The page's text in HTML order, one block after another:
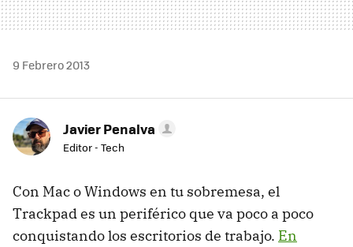
9 Febrero 2013
Javier Penalva
Editor - Tech
Con Mac o Windows en tu sobremesa, el
Trackpad es un periférico que va poco a poco
conquistando los escritorios de trabajo. En